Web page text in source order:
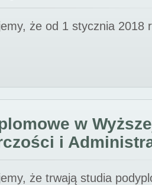
że od 1 stycznia 2018
w
i
że trwają studia